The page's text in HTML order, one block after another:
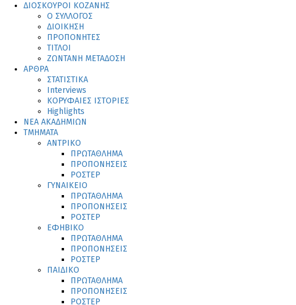
ΔΙΟΣΚΟΥΡΟΙ ΚΟΖΑΝΗΣ
Ο ΣΥΛΛΟΓΟΣ
ΔΙΟΙΚΗΣΗ
ΠΡΟΠΟΝΗΤΕΣ
ΤΙΤΛΟΙ
ΖΩΝΤΑΝΗ ΜΕΤΑΔΟΣΗ
ΑΡΘΡΑ
ΣΤΑΤΙΣΤΙΚΑ
Interviews
ΚΟΡΥΦΑΙΕΣ ΙΣΤΟΡΙΕΣ
Highlights
ΝΕΑ ΑΚΑΔΗΜΙΩΝ
ΤΜΗΜΑΤΑ
ΑΝΤΡΙΚΟ
ΠΡΩΤΑΘΛΗΜΑ
ΠΡΟΠΟΝΗΣΕΙΣ
ΡΟΣΤΕΡ
ΓΥΝΑΙΚΕΙΟ
ΠΡΩΤΑΘΛΗΜΑ
ΠΡΟΠΟΝΗΣΕΙΣ
ΡΟΣΤΕΡ
ΕΦΗΒΙΚΟ
ΠΡΩΤΑΘΛΗΜΑ
ΠΡΟΠΟΝΗΣΕΙΣ
ΡΟΣΤΕΡ
ΠΑΙΔΙΚΟ
ΠΡΩΤΑΘΛΗΜΑ
ΠΡΟΠΟΝΗΣΕΙΣ
ΡΟΣΤΕΡ